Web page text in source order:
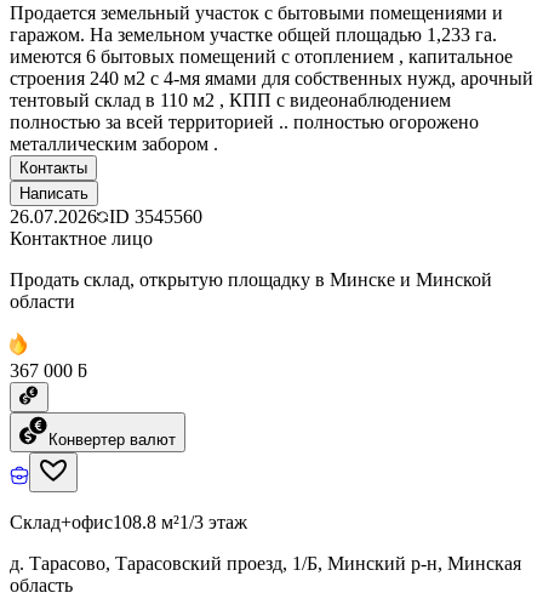
Продается земельный участок с бытовыми помещениями и
гаражом. На земельном участке общей площадью 1,233 га.
имеются 6 бытовых помещений с отоплением , капитальное
строения 240 м2 с 4-мя ямами для собственных нужд, арочный
тентовый склад в 110 м2 , КПП с видеонаблюдением
полностью за всей территорией .. полностью огорожено
металлическим забором .
Контакты
Написать
26.07.2026 ID 3545560
Контактное лицо
Продать склад, открытую площадку в Минске и Минской
области
367 000 ƃ
Конвертер валют
Склад+офис108.8 м²1/3 этаж
д. Тарасово, Тарасовский проезд, 1/Б, Минский р-н, Минская
область